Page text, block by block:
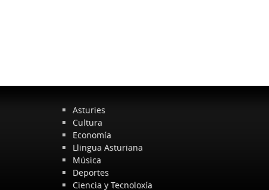
Asturies
Cultura
Economía
Llingua Asturiana
Música
Deportes
Ciencia y Tecnoloxía